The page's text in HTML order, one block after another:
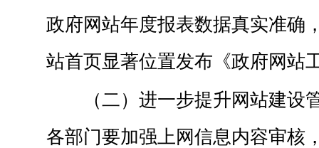
政府网站年度报表数据真实准确
站首页显著位置发布《政府网站
（二）进一步提升网站建设
各部门要加强上网信息内容审核